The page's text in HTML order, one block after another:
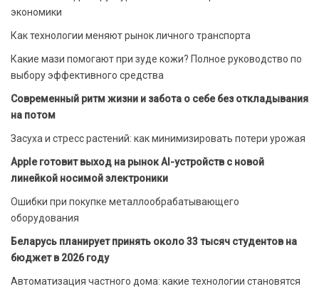
экономики
Как технологии меняют рынок личного транспорта
Какие мази помогают при зуде кожи? Полное руководство по
выбору эффективного средства
Современный ритм жизни и забота о себе без откладывания
на потом
Засуха и стресс растений: как минимизировать потери урожая
Apple готовит выход на рынок AI-устройств с новой
линейкой носимой электроники
Ошибки при покупке металлообрабатывающего
оборудования
Беларусь планирует принять около 33 тысяч студентов на
бюджет в 2026 году
Автоматизация частного дома: какие технологии становятся